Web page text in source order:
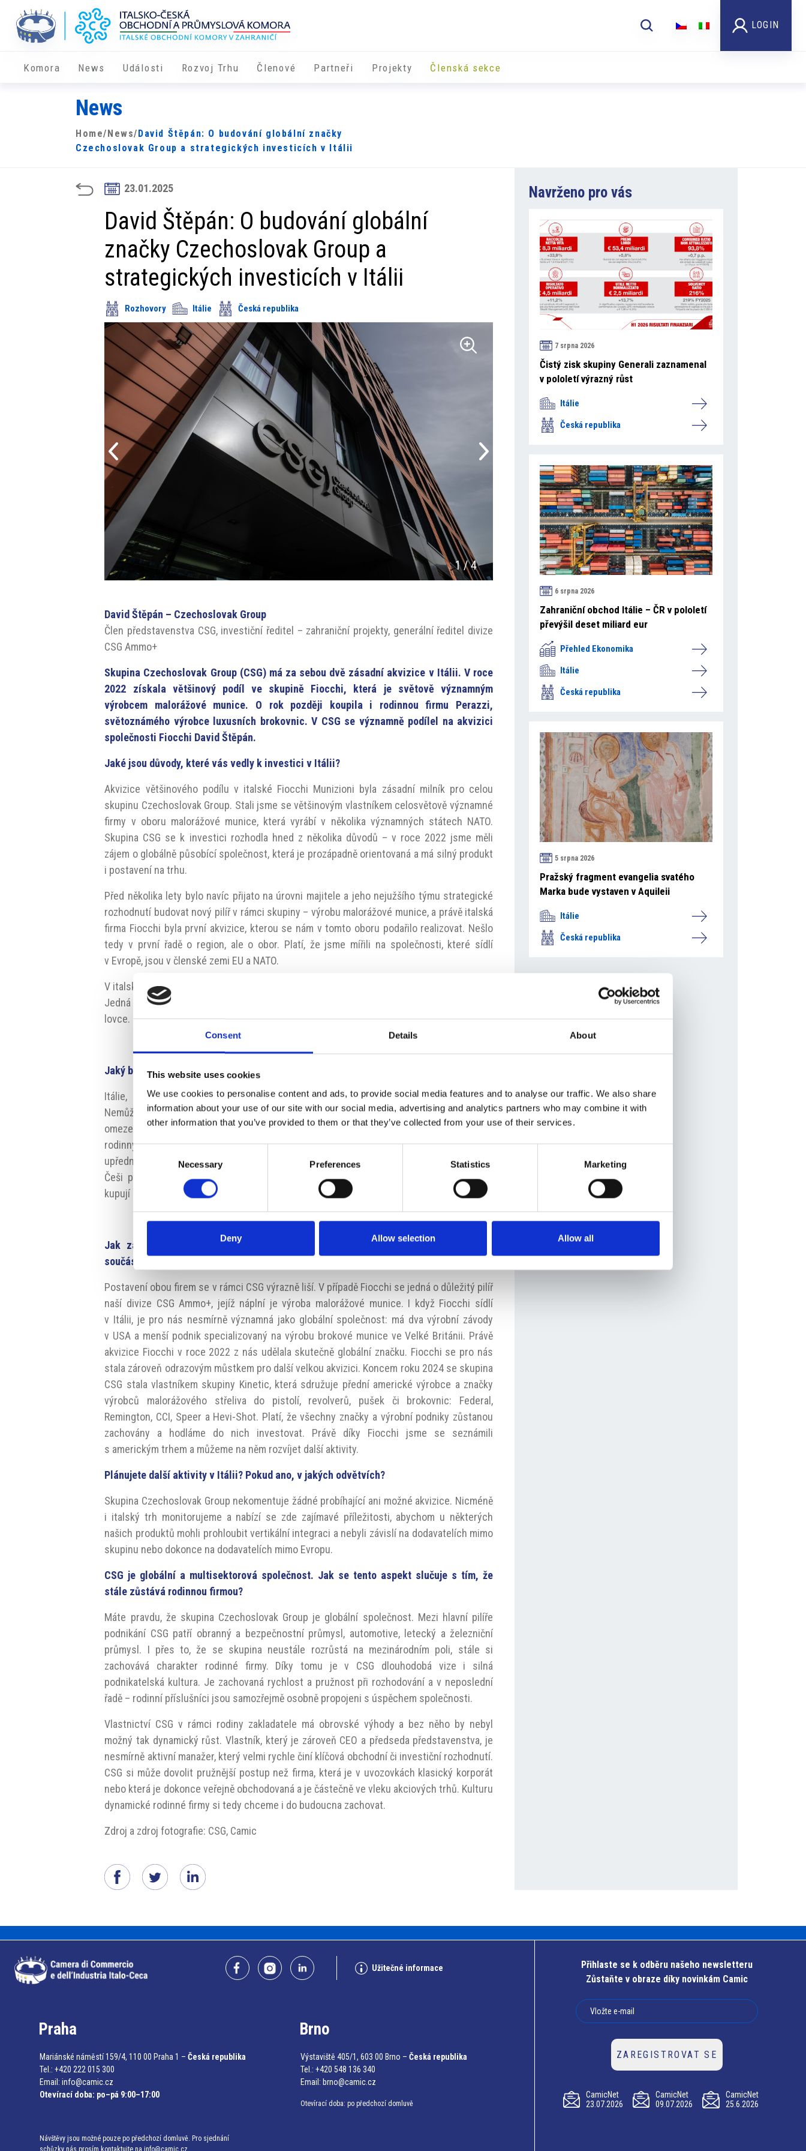
Consent Details About
This website uses cookies
We use cookies to personalise content and ads, to provide social media features and to analyse our traffic. We also share
information about your use of our site with our social media, advertising and analytics partners who may combine it with
other information that you’ve provided to them or that they’ve collected from your use of their services.
Consent
Selection
Necessary Preferences Statistics Marketing
Deny Allow selection Allow all
LOGIN
Komora News Události Rozvoj Trhu Členové Partneři ​​Projekty Členská sekce
News
Home/ News/ David Štěpán: O budování globální značky
Czechoslovak Group a strategických investicích v Itálii
23.01.2025
David Štěpán: O budování globální
značky Czechoslovak Group a
strategických investicích v Itálii
Rozhovory Itálie Česká republika
1/4
David Štěpán – Czechoslovak Group
Člen představenstva CSG, investiční ředitel – zahraniční projekty, generální ředitel divize
CSG Ammo+
Skupina Czechoslovak Group (CSG) má za sebou dvě zásadní akvizice v Itálii. V roce
2022 získala většinový podíl ve skupině Fiocchi, která je světově významným
výrobcem malorážové munice. O rok později koupila i rodinnou firmu Perazzi,
světoznámého výrobce luxusních brokovnic. V CSG se významně podílel na akvizici
společnosti Fiocchi David Štěpán.
Jaké jsou důvody, které vás vedly k investici v Itálii?
Akvizice většinového podílu v italské Fiocchi Munizioni byla zásadní milník pro celou
skupinu Czechoslovak Group. Stali jsme se většinovým vlastníkem celosvětově významné
firmy v oboru malorážové munice, která vyrábí v několika významných státech NATO.
Skupina CSG se k investici rozhodla hned z několika důvodů – v roce 2022 jsme měli
zájem o globálně působící společnost, která je prozápadně orientovaná a má silný produkt
i postavení na trhu.
Před několika lety bylo navíc přijato na úrovni majitele a jeho nejužšího týmu strategické
rozhodnutí budovat nový pilíř v rámci skupiny – výrobu malorážové munice, a právě italská
firma Fiocchi byla první akvizice, kterou se nám v tomto oboru podařilo realizovat. Nešlo
tedy v první řadě o region, ale o obor. Platí, že jsme mířili na společnosti, které sídlí
v Evropě, jsou v členské zemi EU a NATO.
V italské rodinné společnosti Armi Perazzi koupila skupina CSG většinový podíl minulý rok.
Jedná se o renomovaného výrobce brokovnic nejvyšší kvality pro sportovní střelce a elitní
lovce. Pro CSG se jednalo už o druhou významnou akvizici v Itálii.
Jaký byl váš dojem z italského průmyslového prostředí? Co na vás nejvíce zapůsobilo?
Itálie, a hlavně její průmyslový sever má doslova staletou podnikatelskou tradici.
Nemůžeme hodnotit všechny segmenty průmyslu, jelikož naše zkušenost je zatím
omezená hlavně na prostředí, ve kterém působíme. Určitě zajímavá je silná kultura
rodinných firem, loajalita ke značce a také máme pocit, že Italové jsou naučeni
upřednostňovat lokální dodavatelský řetězec. Je velké zadostiučinění, že v zemi, do které
Češi před 30 lety jezdili autobusy Karosa na levnou dovolenou, teď čeští podnikatelé
kupují špičkové společnosti a značky.
Jak zapadají firmy Fiocchi Munizioni a Fucili Perazzi do vašeho portfolia? Jsou
součástí stejné strategie, nebo jde o odlišné aktivity?
Postavení obou firem se v rámci CSG výrazně liší. V případě Fiocchi se jedná o důležitý pilíř
naší divize CSG Ammo+, jejíž náplní je výroba malorážové munice. I když Fiocchi sídlí
v Itálii, je pro nás nesmírně významná jako globální společnost: má dva výrobní závody
v USA a menší podnik specializovaný na výrobu brokové munice ve Velké Británii. Právě
akvizice Fiocchi v roce 2022 z nás udělala skutečně globální značku. Fiocchi se pro nás
stala zároveň odrazovým můstkem pro další velkou akvizici. Koncem roku 2024 se skupina
CSG stala vlastníkem skupiny Kinetic, která sdružuje přední americké výrobce a značky
výrobců malorážového střeliva do pistolí, revolverů, pušek či brokovnic: Federal,
Remington, CCI, Speer a Hevi-Shot. Platí, že všechny značky a výrobní podniky zůstanou
zachovány a hodláme do nich investovat. Právě díky Fiocchi jsme se seznámili
s americkým trhem a můžeme na něm rozvíjet další aktivity.
Plánujete další aktivity v Itálii? Pokud ano, v jakých odvětvích?
Skupina Czechoslovak Group nekomentuje žádné probíhající ani možné akvizice. Nicméně
i italský trh monitorujeme a nabízí se zde zajímavé příležitosti, abychom u některých
našich produktů mohli prohloubit vertikální integraci a nebyli závislí na dodavatelích mimo
skupinu nebo dokonce na dodavatelích mimo Evropu.
CSG je globální a multisektorová společnost. Jak se tento aspekt slučuje s tím, že
stále zůstává rodinnou firmou?
Máte pravdu, že skupina Czechoslovak Group je globální společnost. Mezi hlavní pilíře
podnikání CSG patří obranný a bezpečnostní průmysl, automotive, letecký a železniční
průmysl. I přes to, že se skupina neustále rozrůstá na mezinárodním poli, stále si
zachovává charakter rodinné firmy. Díky tomu je v CSG dlouhodobá vize i silná
podnikatelská kultura. Je zachovaná rychlost a pružnost při rozhodování a v neposlední
řadě – rodinní příslušníci jsou samozřejmě osobně propojeni s úspěchem společnosti.
Vlastnictví CSG v rámci rodiny zakladatele má obrovské výhody a bez něho by nebyl
možný tak dynamický růst. Vlastník, který je zároveň CEO a předseda představenstva, je
nesmírně aktivní manažer, který velmi rychle činí klíčová obchodní či investiční rozhodnutí.
CSG si může dovolit pružnější postup než firma, která je v uvozovkách klasický korporát
nebo která je dokonce veřejně obchodovaná a je částečně ve vleku akciových trhů. Kulturu
dynamické rodinné firmy si tedy chceme i do budoucna zachovat.
Zdroj a zdroj fotografie: CSG, Camic
Navrženo pro vás
7 srpna 2026
Čistý zisk skupiny Generali zaznamenal
v pololetí výrazný růst
Itálie
Česká republika
6 srpna 2026
Zahraniční obchod Itálie – ČR v pololetí
převýšil deset miliard eur
Přehled Ekonomika
Itálie
Česká republika
5 srpna 2026
Pražský fragment evangelia svatého
Marka bude vystaven v Aquileii
Itálie
Česká republika
Užitečné informace
Praha
Mariánské náměstí 159/4, 110 00 Praha 1 – Česká republika
Tel.: +420 222 015 300
Email: info@camic.cz
Otevírací doba: po–pá 9:00–17:00
Návštěvy jsou možné pouze po předchozí domluvě. Pro sjednání
Brno
Výstaviště 405/1, 603 00 Brno – Česká republika
Tel.: +420 548 136 340
Email: brno@camic.cz
Otevírací doba: po předchozí domluvě
Přihlaste se k odběru našeho newsletteru
Zůstaňte v obraze díky novinkám Camic
ZAREGISTROVAT SE
CamicNet
23.07.2026
CamicNet
09.07.2026
CamicNet
25.6.2026